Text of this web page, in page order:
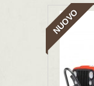
NUOVO